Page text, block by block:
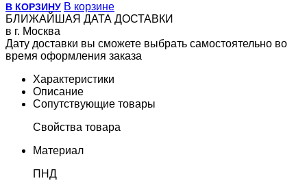
В КОРЗИНУ В корзине
БЛИЖАЙШАЯ ДАТА ДОСТАВКИ
в г. Москва
Дату доставки вы сможете выбрать самостоятельно во
время оформления заказа
Характеристики
Описание
Сопутствующие товары
Свойства товара
Материал
ПНД